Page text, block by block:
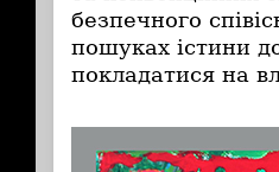
безпечного
пошуках істини
покладатися на